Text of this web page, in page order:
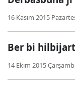
16 Kasım 2015
Ber bi
14 Ekim 2015